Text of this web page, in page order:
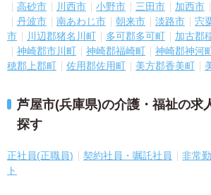
高砂市
川西市 小野市 三田市 加西市
丹波市
南あわじ市 朝来市 淡路市 宍
市
川辺郡猪名川町 多可郡多可町 加古郡
神崎郡市川町
神崎郡福崎町 神崎郡神河
穂郡上郡町
佐用郡佐用町 美方郡香美町
芦屋市(兵庫県)の介護・福祉の求
探す
正社員(正職員) 契約社員・嘱託社員
非常
ト